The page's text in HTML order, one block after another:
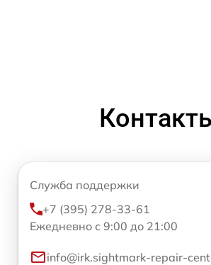
Служба поддержки
+7 (395) 278-33-61
Ежедневно с 9:00 до 21:00
info@irk.sightmark-repair-